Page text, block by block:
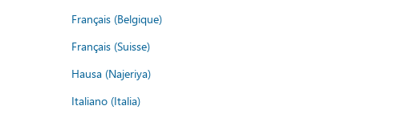
Français (Belgique)
Français (Suisse)
Hausa (Najeriya)
Italiano (Italia)